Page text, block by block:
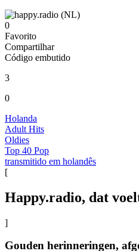
0
Favorito
Compartilhar
Código embutido
3
0
Holanda
Adult Hits
Oldies
Top 40 Pop
transmitido em holandês
[
Happy.radio, dat
]
Gouden herinneringen,